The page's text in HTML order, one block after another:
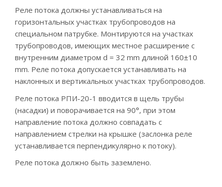
Реле потока должны устанавливаться на
горизонтальных участках трубопроводов на
специальном патрубке. Монтируются на участках
трубопроводов, имеющих местное расширение с
внутренним диаметром d = 32 mm длиной 160±10
mm. Реле потока допускается устанавливать на
наклонных и вертикальных участках трубопроводов.
Реле потока РПИ-20-1 вводится в щель трубы
(насадки) и поворачивается на 90°, при этом
направление потока должно совпадать с
направлением стрелки на крышке (заслонка реле
устанавливается перпендикулярно к потоку).
Реле потока должно быть заземлено.